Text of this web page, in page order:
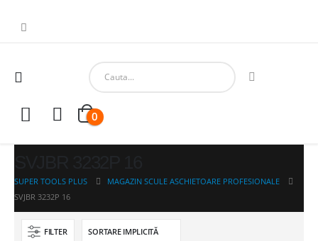
0
SUPER TOOLS PLUS
MAGAZIN SCULE ASCHIETOARE PROFESIONALE
SVJBR 3232P 16
FILTER